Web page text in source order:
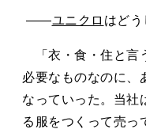
――ユニクロ はどう
「衣・食・住と言
必要なものなのに、
なっていった。当社
る服をつくって売っ